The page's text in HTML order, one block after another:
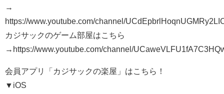
→
https://www.youtube.com/channel/
カジサックのゲーム部屋はこちら
→https://www.youtube.com/channel/
会員アプリ「カジサックの楽屋」はこちら！
▼iOS